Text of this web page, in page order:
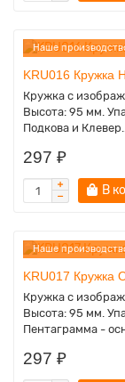
Наше
KRU016 Кружка
Кружка с
Высота: 95 мм.
Подкова и
297 ₽
В
Наше
KRU017 Кружка
Кружка с
Высота: 95 мм.
Пентаграмма -
297 ₽